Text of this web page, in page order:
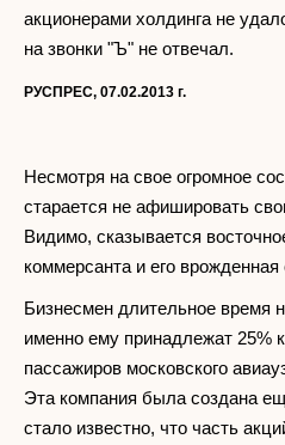
акционерами холдинга не
на звонки "Ъ" не отвечал.
РУСПРЕС, 07.02.2013 г.
Несмотря на свое огромное
старается не афишировать
Видимо, сказывается
коммерсанта и его врожденная
Бизнесмен длительное время
именно ему принадлежат 25%
пассажиров московского
Эта компания была создана
стало известно, что часть